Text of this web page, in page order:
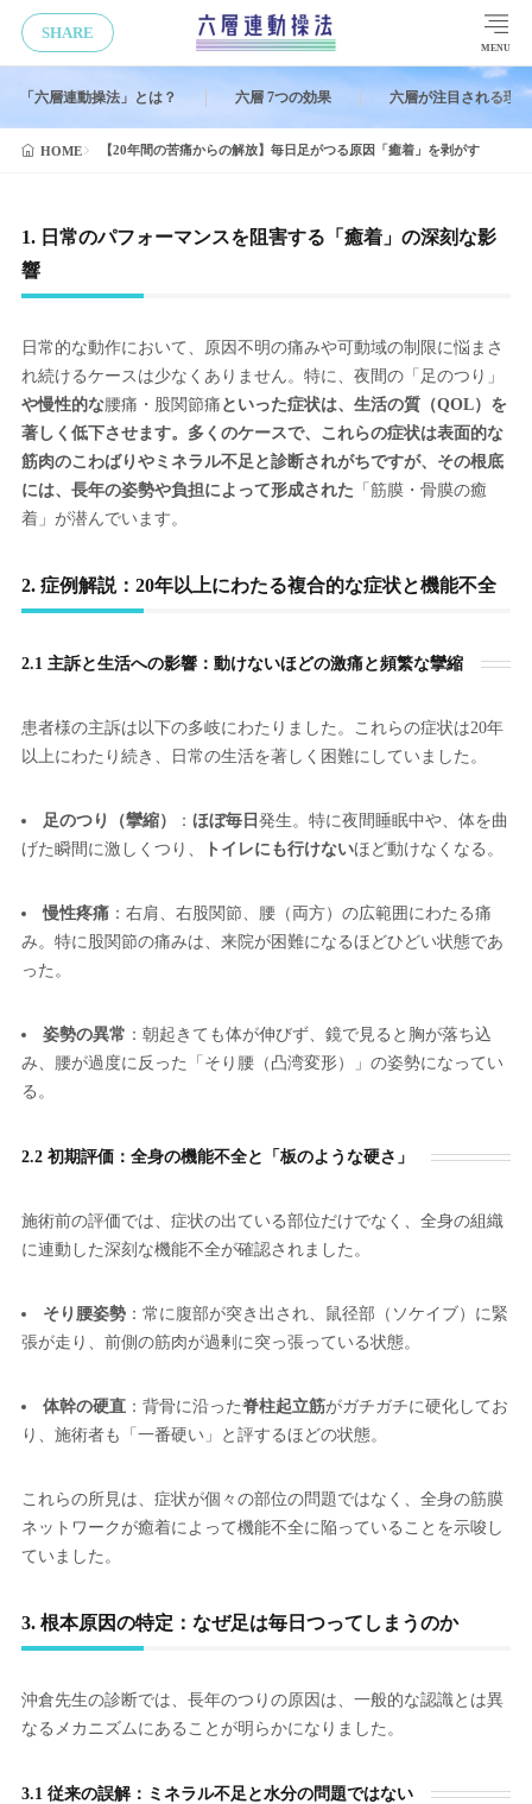
SHARE
MENU
「六層連動操法」とは？ 六層 7つの効果 六層が注目される理由
HOME 【20年間の苦痛からの解放】毎日足がつる原因「癒着」を剥がす
1. 日常のパフォーマンスを阻害する「癒着」の深刻な影
響
日常的な動作において、原因不明の痛みや可動域の制限に悩まさ
れ続けるケースは少なくありません。特に、夜間の「足のつり」
や慢性的な腰痛・股関節痛 といった症状は、生活の質（QOL）を
著しく低下させます。多くのケースで、これらの症状は表面的な
筋肉のこわばりやミネラル不足と診断されがちですが、その根底
には、長年の姿勢や負担によって形成された 「筋膜・骨膜の癒
着」が潜んでいます。
2. 症例解説：20年以上にわたる複合的な症状と機能不全
2.1 主訴と生活への影響：動けないほどの激痛と頻繁な攣縮
患者様の主訴は以下の多岐にわたりました。これらの症状は20年
以上にわたり続き、日常の生活を著しく困難にしていました。
足のつり（攣縮） ：ほぼ毎日発生。特に夜間睡眠中や、体を曲
げた瞬間に激しくつり、
トイレにも行けないほど動けなくなる。
慢性疼痛 ：右肩、右股関節、腰（両方）の広範囲にわたる痛
み。特に股関節の痛みは、来院が困難になるほどひどい状態であ
った。
姿勢の異常 ：朝起きても体が伸びず、鏡で見ると胸が落ち込
み、腰が過度に反った「そり腰（凸湾変形）」の姿勢になってい
る。
2.2 初期評価：全身の機能不全と「板のような硬さ」
施術前の評価では、症状の出ている部位だけでなく、全身の組織
に連動した深刻な機能不全が確認されました。
そり腰姿勢 ：常に腹部が突き出され、鼠径部（ソケイブ）に緊
張が走り、前側の筋肉が過剰に突っ張っている状態。
体幹の硬直 ：背骨に沿った脊柱起立筋がガチガチに硬化してお
り、施術者も「一番硬い」と評するほどの状態。
これらの所見は、症状が個々の部位の問題ではなく、全身の筋膜
ネットワークが癒着によって機能不全に陥っていることを示唆し
ていました。
3. 根本原因の特定：なぜ足は毎日つってしまうのか
沖倉先生の診断では、長年のつりの原因は、一般的な認識とは異
なるメカニズムにあることが明らかになりました。
3.1 従来の誤解：ミネラル不足と水分の問題ではない